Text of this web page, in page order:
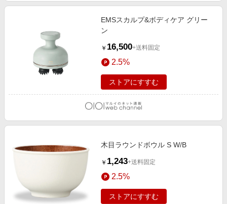
EMSスカルプ&ボディケア グリー
ン
￥ 16,500+送料固定
2.5%
ストアにすすむ
木目ラウンドボウル S W/B
￥ 1,243+送料固定
2.5%
ストアにすすむ